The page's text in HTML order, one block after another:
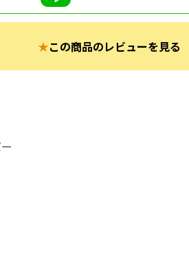
★この商品のレビューを見る